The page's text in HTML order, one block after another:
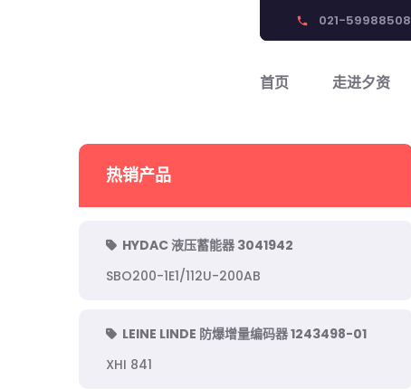
phone 021-59988508
首页 走进夕资
热销产品
HYDAC 液压蓄能器 3041942
SBO200-1E1/112U-200AB
LEINE LINDE 防爆增量编码器 1243498-01
XHI 841